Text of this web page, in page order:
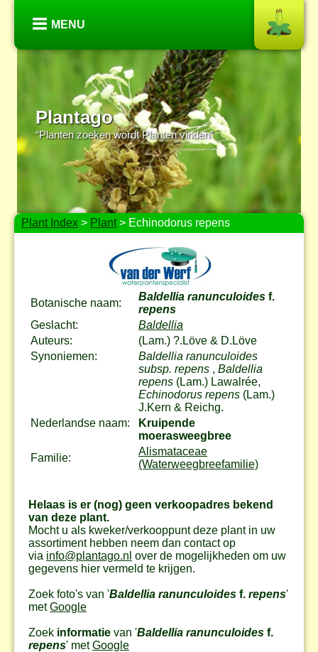
MENU
Plantago
“Planten zoeken wordt Planten vinden”
Plant Index > Plant> Echinodorus repens
Botanische naam:
Baldellia ranunculoides f.
repens
Geslacht:
Baldellia
Auteurs:
(Lam.) ?.Löve & D.Löve
Synoniemen:
Baldellia ranunculoides
subsp. repens , Baldellia
repens (Lam.) Lawalrée,
Echinodorus repens (Lam.)
J.Kern & Reichg.
Nederlandse naam:
Kruipende
moerasweegbree
Familie:
Alismataceae
(Waterweegbreefamilie)
Helaas is er (nog) geen verkoopadres bekend
van deze plant.
Mocht u als kweker/verkooppunt deze plant in uw
assortiment hebben neem dan contact op
via info@plantago.nl over de mogelijkheden om uw
gegevens hier vermeld te krijgen.
Zoek foto's van 'Baldellia ranunculoides f. repens'
metGoogle
Zoek informatie van 'Baldellia ranunculoides f.
repens' metGoogle